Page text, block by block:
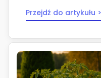
Przejdź do artykułu >